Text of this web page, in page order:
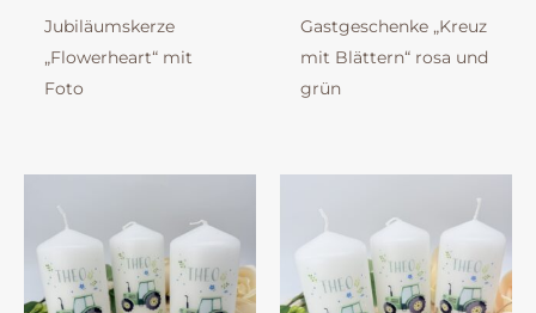
Jubiläumskerze
„Flowerheart“ mit
Foto
Gastgeschenke „Kreuz
mit Blättern“ rosa und
grün